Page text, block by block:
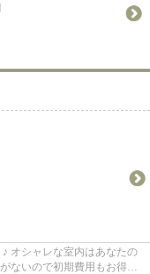
オシャレな室内はあなたの
ないので初期費用もお得☆